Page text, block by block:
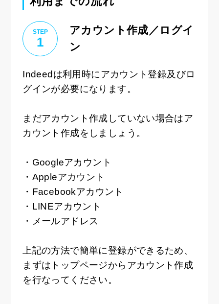
STEP
1
アカウント作成／ログイ
ン
Indeedは利用時にアカウント登録及びロ
グインが必要になります。
まだアカウント作成していない場合はア
カウント作成をしましょう。
・Googleアカウント
・Appleアカウント
・Facebookアカウント
・LINEアカウント
・メールアドレス
上記の方法で簡単に登録ができるため、
まずはトップページからアカウント作成
を行なってください。